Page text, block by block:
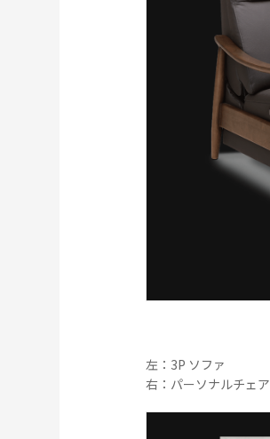
左：3P ソファ
右：パーソナルチェア